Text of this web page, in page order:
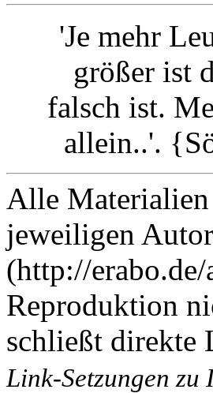
'Je mehr
größer ist
falsch ist.
allein..'.
Alle
jeweiligen
(http://erabo.de/
Reproduktion
schließt direkte
Link-Setzungen